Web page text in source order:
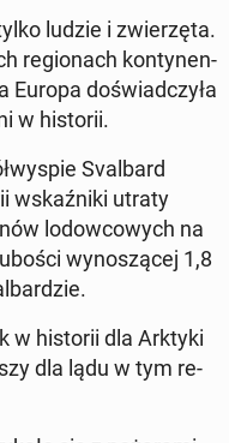
ludzie i zwierzę­ta.
re­gionach kon­ty­nen­
Europa doświad­czyła
w his­torii.
Sval­bard
wskaźni­ki utraty
lodow­cowych na
wynoszącej 1,8
w his­torii dla Arktyki
dla lądu w tym re­